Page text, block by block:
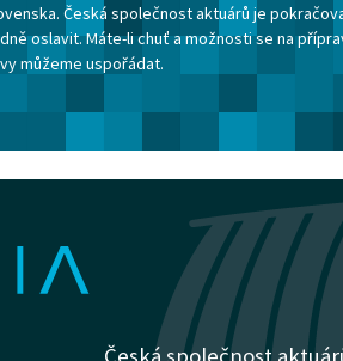
Česká společnost aktuárů je
oslavit. Máte-li chuť a možnosti se na
můžeme uspořádat.
Česká společnost